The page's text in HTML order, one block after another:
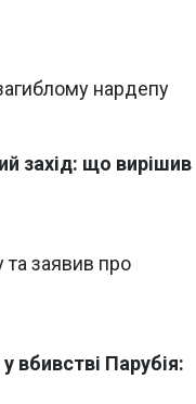
нардепу
захід: що вирішив
та заявив про
вбивстві Парубія: